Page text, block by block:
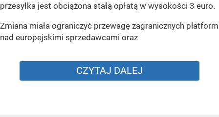
przesyłka jest obciążona stałą opłatą w wysokości 3 euro.
Zmiana miała ograniczyć przewagę zagranicznych platform
nad europejskimi sprzedawcami oraz
CZYTAJ DALEJ